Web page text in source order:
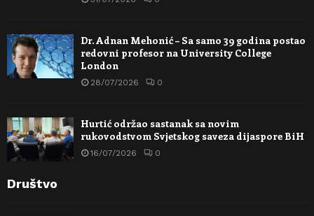
Dr. Adnan Mehonić – Sa samo 39 godina postao
redovni profesor na University College
London
28/07/2026 0
Hurtić održao sastanak sa novim
rukovodstvom Svjetskog saveza dijaspore BiH
16/07/2026 0
Društvo